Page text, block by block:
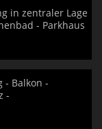
in zentraler Lage
- Parkhaus
- Balkon -
-